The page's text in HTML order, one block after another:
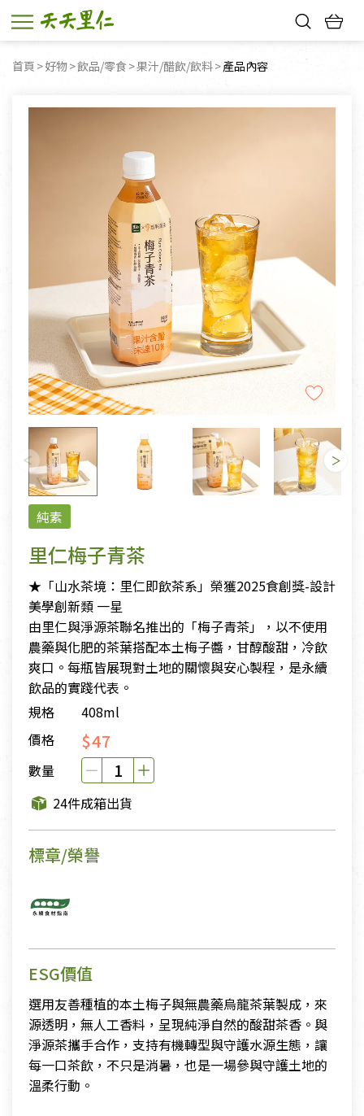
首頁 好物 飲品/零食 果汁/醋飲/飲料 目前頁面：
產品內容
純素
里仁梅子青茶
★「山⽔茶境：里仁即飲茶系」榮獲2025食創獎-設計
美學創新類 一星
由里仁與淨源茶聯名推出的「梅子青茶」，以不使用
農藥與化肥的茶葉搭配本土梅子醬，甘醇酸甜，冷飲
爽口。每瓶皆展現對土地的關懷與安心製程，是永續
飲品的實踐代表。
規格
408ml
價格
$47
數量
24件成箱出貨
標章/榮譽
ESG價值
選用友善種植的本土梅子與無農藥烏龍茶葉製成，來
源透明，無人工香料，呈現純淨自然的酸甜茶香。與
淨源茶攜手合作，支持有機轉型與守護水源生態，讓
每一口茶飲，不只是消暑，也是一場參與守護土地的
溫柔行動。